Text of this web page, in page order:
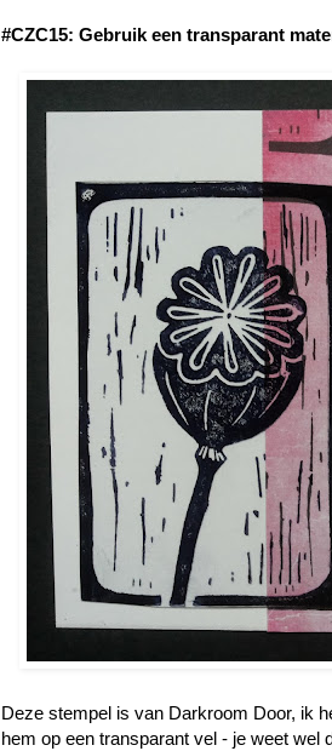
#CZC15: Gebruik een transparant
Deze stempel is van Darkroom Door, ik
hem op een transparant vel - je weet wel